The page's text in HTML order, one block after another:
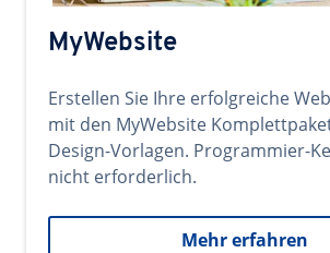
MyWebsite
Erstellen Sie Ihre erfolgreiche
mit den MyWebsite
Design-Vorlagen. Programmier-
nicht erforderlich.
Mehr erfahren